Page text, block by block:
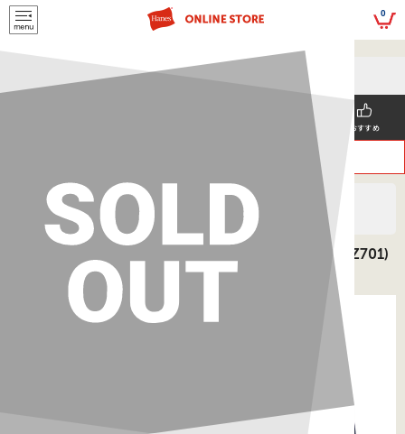
script> 0
5,500円(税込)以上
のご購入で送料を弊社負担で
お届けいたします
メールマガジンの登録で
おすすめ
ヘインズ > KIDS' > ボトムス
キッズ 2枚組 ボクサーブリーフ 26SS ヘインズ(HB6EZ701)